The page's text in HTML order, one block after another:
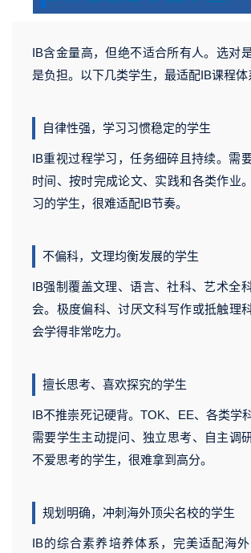
IB含金量高，但绝不适合所有人。选对
是负担。以下几类学生，最适配IB课程体
自律性强，学习习惯稳定的学生
IB重视过程学习，任务细碎且持续。需
时间、按时完成论文、实践和各类作业
习的学生，很难适配IB节奏。
不偏科，文理均衡发展的学生
IB强制覆盖文理、语言、社科、艺术全
会。极度偏科、讨厌文科写作或抵触理
会学得非常吃力。
擅长思考、喜欢探究的学生
IB不推崇死记硬背。TOK、EE、各类学
需要学生主动提问、独立思考、自主调
不爱思考的学生，很难拿到高分。
规划明确，冲刺海外顶尖名校的学生
IB的综合素养培养体系，完美适配海